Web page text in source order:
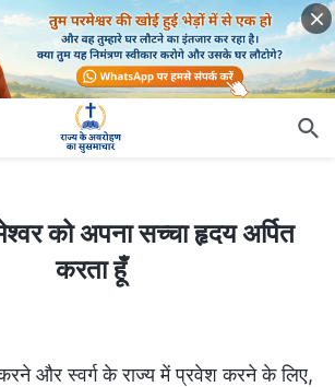
हृदय अर्पित करता हूँ
को अपना सच्चा हृदय अर्पित
करता हूँ
और स्वर्ग के राज्य में प्रवेश करने के लिए,